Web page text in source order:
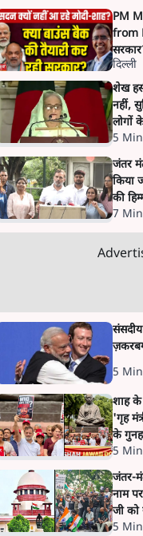
PM
from
दिल्ली
शेख
नहीं,
लोगों
5 Min
जंतर
किया
की
7 Min
संसदीय
5 Min
शाह के
'गृह
के
5 Min
जंतर-
नाम
जी
5 Min